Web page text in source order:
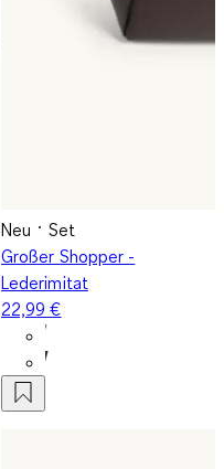
Neu
Set
Großer Shopper -
Lederimitat
22,99 €